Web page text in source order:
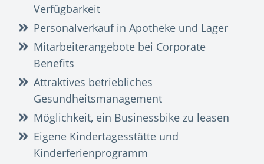
Verfügbarkeit
Personalverkauf in Apotheke und Lager
Mitarbeiterangebote bei Corporate
Benefits
Attraktives betriebliches
Gesundheitsmanagement
Möglichkeit, ein Businessbike zu leasen
Eigene Kindertagesstätte und
Kinderferienprogramm